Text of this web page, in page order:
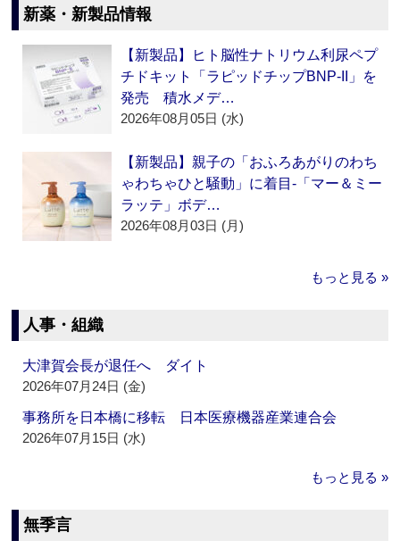
新薬・新製品情報
【新製品】ヒト脳性ナトリウム利尿ペプ
チドキット「ラピッドチップBNP-II」を
発売 積水メデ…
2026年08月05日 (水)
【新製品】親子の「おふろあがりのわち
ゃわちゃひと騒動」に着目‐「マー＆ミー
ラッテ」ボデ…
2026年08月03日 (月)
もっと見る »
人事・組織
大津賀会長が退任へ ダイト
2026年07月24日 (金)
事務所を日本橋に移転 日本医療機器産業連合会
2026年07月15日 (水)
もっと見る »
無季言